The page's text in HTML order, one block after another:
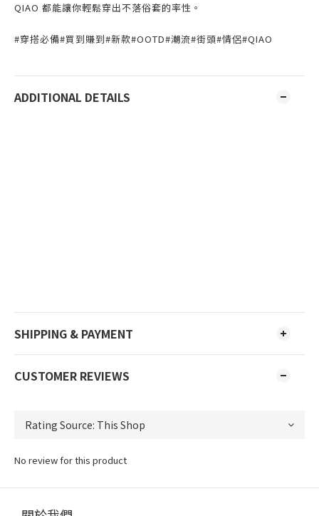
QIAO 都能讓你輕鬆穿出不落俗套的率性。
#穿搭必備#買到賺到#新款#OOTD#潮流#街頭#情侶#QIAO
ADDITIONAL DETAILS
SHIPPING & PAYMENT
CUSTOMER REVIEWS
No review for this product